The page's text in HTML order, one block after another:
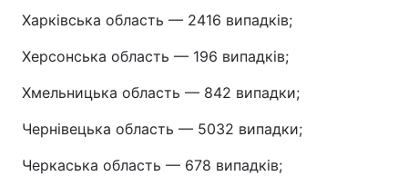
Харківська область — 2416 випадків;
Херсонська область — 196 випадків;
Хмельницька область — 842 випадки;
Чернівецька область — 5032 випадки;
Черкаська область — 678 випадків;